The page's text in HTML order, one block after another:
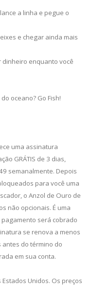
a linha e pegue o
e chegar ainda mais
enquanto você
oceano? Go Fish!
uma assinatura
GRÁTIS de 3 dias,
semanalmente. Depois
para você uma
o Anzol de Ouro de
não opcionais. É uma
será cobrado
se renova a menos
do término do
em sua conta.
Unidos. Os preços